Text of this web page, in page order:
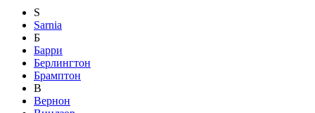
S
Sarnia
Б
Барри
Берлингтон
Брамптон
В
Вернон